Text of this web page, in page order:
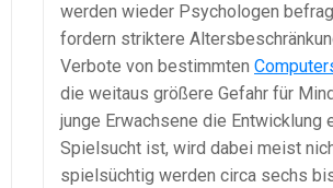
werden wieder Psychologen
fordern striktere
Verbote von bestimmten
die weitaus größere Gefahr für
junge Erwachsene die Entwicklung
Spielsucht ist, wird dabei meist
spielsüchtig werden circa sechs